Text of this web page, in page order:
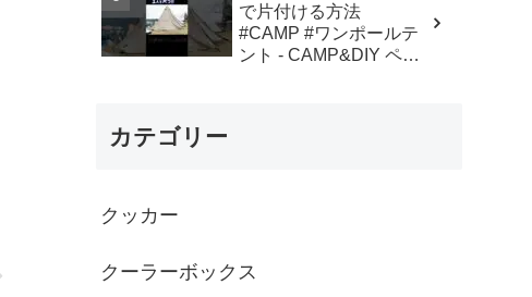
で片付ける方法
#CAMP #ワンポールテ
ント - CAMP&DIY ペグ
カテゴリー
クッカー
クーラーボックス